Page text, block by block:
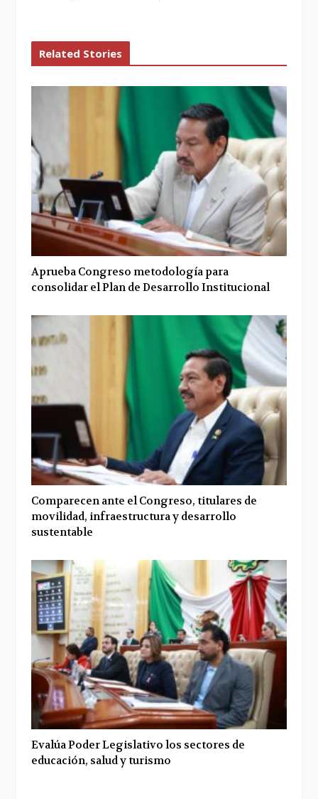
Related Stories
Aprueba Congreso metodología para
consolidar el Plan de Desarrollo Institucional
Comparecen ante el Congreso, titulares de
movilidad, infraestructura y desarrollo
sustentable
Evalúa Poder Legislativo los sectores de
educación, salud y turismo